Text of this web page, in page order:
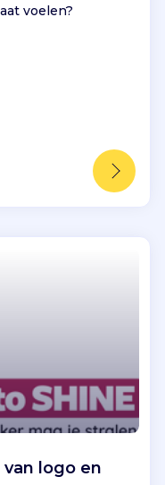
voelen?
logo en